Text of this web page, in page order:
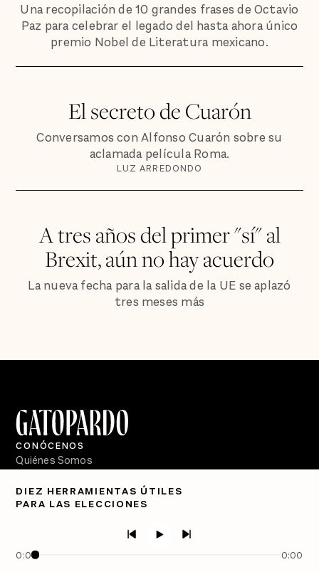
Una recopilación de 10 grandes frases de Octavio
Paz para celebrar el legado del hasta ahora único
premio Nobel de Literatura mexicano.
El secreto de Cuarón
Conversamos con Alfonso Cuarón sobre su
aclamada película Roma.
LUZ ARREDONDO
A tres años del primer "sí" al
Brexit, aún no hay acuerdo
La nueva fecha para la salida de la UE se aplazó
tres meses más
DIEZ HERRAMIENTAS ÚTILES
PARA LAS ELECCIONES
0:00 0:00
CONÓCENOS
Quiénes Somos
PÓDCASTS
Crecer en Distopía